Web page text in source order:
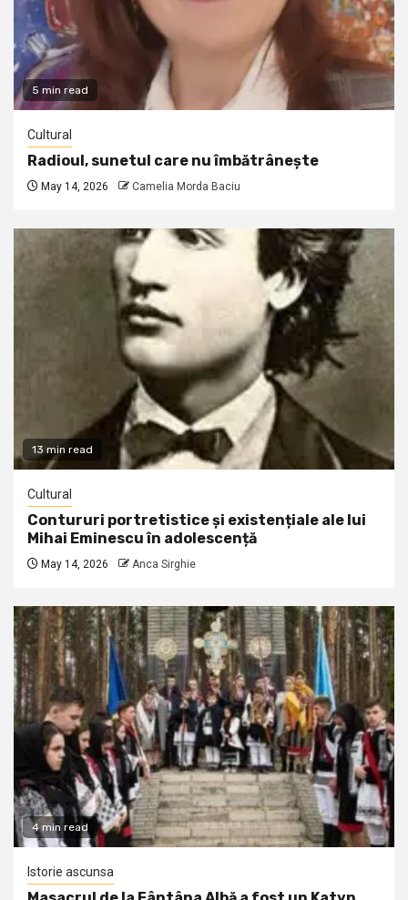
5 min read
Cultural
Radioul, sunetul care nu îmbătrânește
May 14, 2026 Camelia Morda Baciu
13 min read
Cultural
Contururi portretistice și existențiale ale lui
Mihai Eminescu în adolescență
May 14, 2026 Anca Sirghie
4 min read
Istorie ascunsa